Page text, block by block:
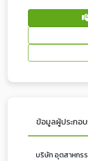
ข้อมูลผู้ประกอ
บริษัท อุตสาหกร